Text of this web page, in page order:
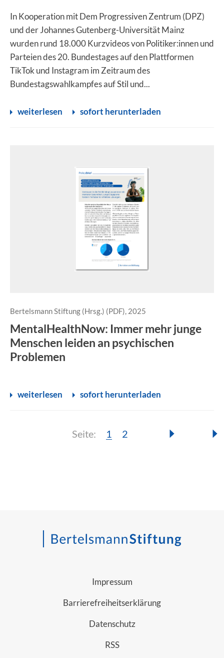
In Kooperation mit Dem Progressiven Zentrum (DPZ)
und der Johannes Gutenberg-Universität Mainz
wurden rund 18.000 Kurzvideos von Politiker:innen und
Parteien des 20. Bundestages auf den Plattformen
TikTok und Instagram im Zeitraum des
Bundestagswahlkampfes auf Stil und...
weiterlesen sofort herunterladen
Bertelsmann Stiftung (Hrsg.) (PDF), 2025
MentalHealthNow: Immer mehr junge
Menschen leiden an psychischen
Problemen
weiterlesen sofort herunterladen
Seite: Seite:
1 Seite:
2
Impressum
Barrierefreiheitserklärung
Datenschutz
RSS